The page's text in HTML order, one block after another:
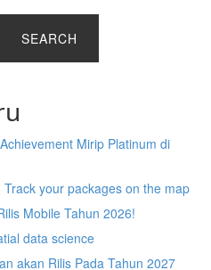
SEARCH
Mirip Platinum di
your packages on the map
Mobile Tahun 2026!
data science
akan Rilis Pada Tahun 2027